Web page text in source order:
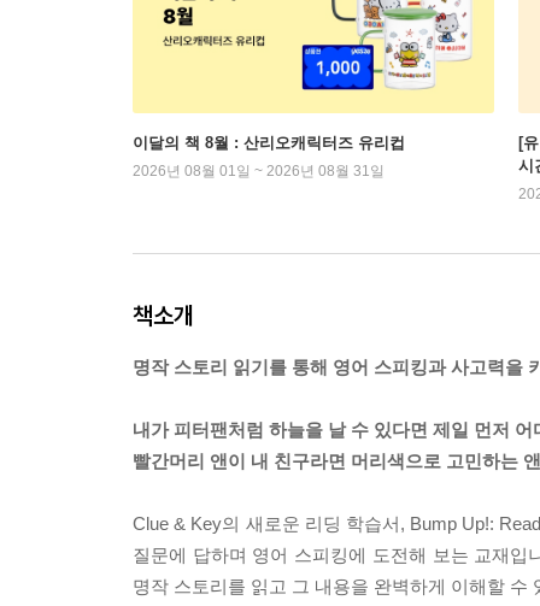
이달의 책 8월 : 산리오캐릭터즈 유리컵
2026년 08월 01일 ~ 2026년 08월 31일
[
시
책소개
명작 스토리 읽기를 통해 영어 스피킹과 사고력을
내가 피터팬처럼 하늘을 날 수 있다면 제일 먼저 어
빨간머리 앤이 내 친구라면 머리색으로 고민하는
Clue & Key의 새로운 리딩 학습서, Bump Up!:
질문에 답하며 영어 스피킹에 도전해 보는 교재
명작 스토리를 읽고 그 내용을 완벽하게 이해할